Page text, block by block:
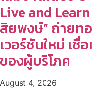
Live and
สิยพงษ์” ถ่ายท
เวอร์ชันใหม่ เ
ของผู้บริโภค
August 4, 2026